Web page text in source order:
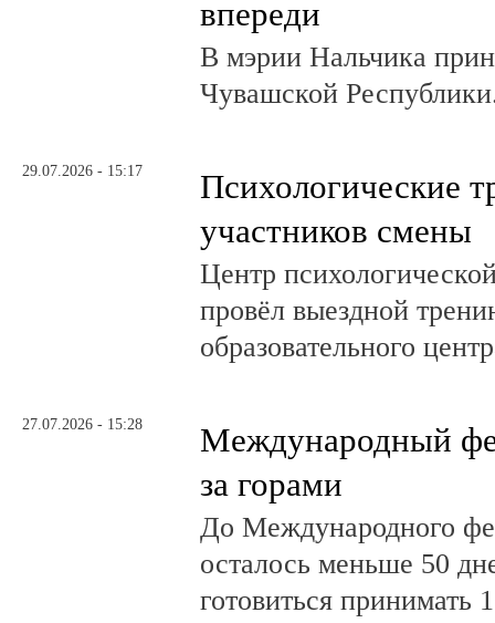
впереди
В мэрии Нальчика
Чувашской
29.07.2026 - 15:17
Психологические
участников смены
Центр
провёл выездной
образовательного
27.07.2026 - 15:28
Международный
за горами
До Международного
осталось меньше 50
готовиться принимать